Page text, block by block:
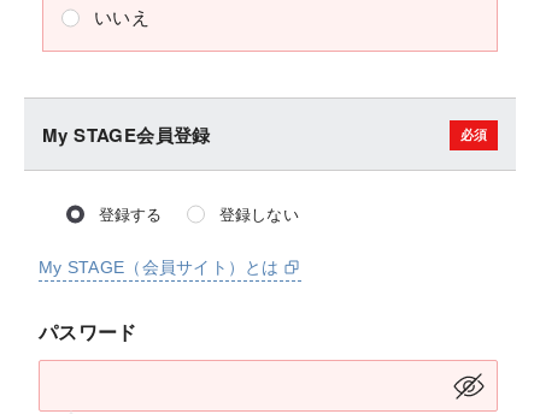
いいえ
My STAGE会員登録
登録する 登録しない
My STAGE（会員サイト）とは
パスワード